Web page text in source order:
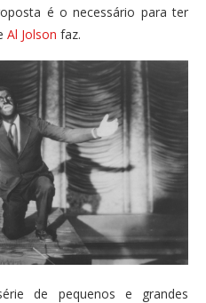
é o necessário para ter
Al Jolson faz.
de pequenos e grandes